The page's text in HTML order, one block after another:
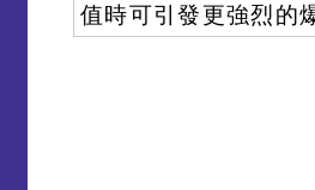
值時可引發更強烈的